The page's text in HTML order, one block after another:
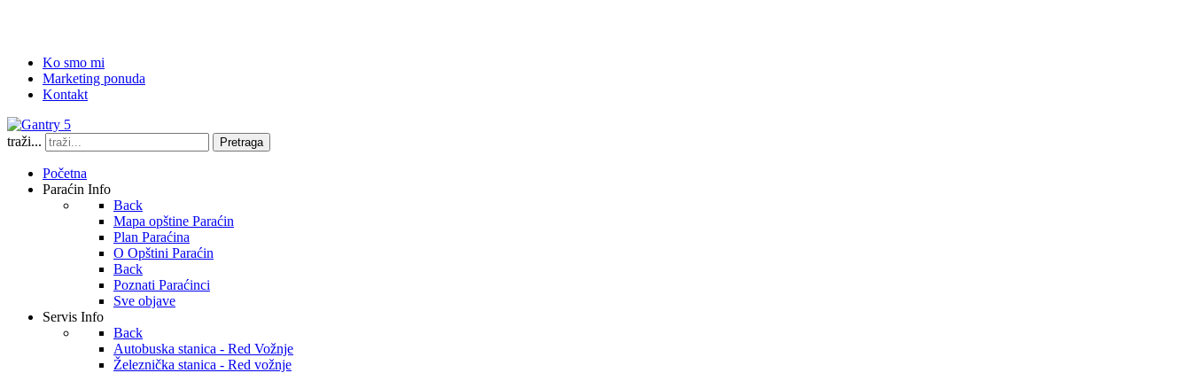
Ko smo mi
Marketing ponuda
Kontakt
traži... Pretraga
Početna
Paraćin Info
Back
Mapa opštine Paraćin
Plan Paraćina
O Opštini Paraćin
Back
Poznati Paraćinci
Sve objave
Servis Info
Back
Autobuska stanica - Red Vožnje
Železnička stanica - Red vožnje